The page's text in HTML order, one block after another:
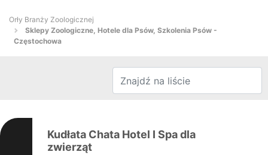
Orły Branży Zoologicznej
Sklepy Zoologiczne, Hotele dla Psów, Szkolenia Psów -
Częstochowa
Kudłata Chata Hotel I Spa dla
zwierząt